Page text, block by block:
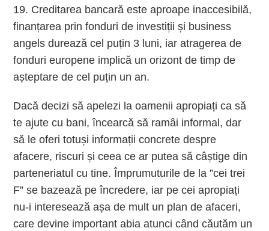
19. Creditarea bancară este aproape inaccesibilă,
finanțarea prin fonduri de investiții și business
angels durează cel puțin 3 luni, iar atragerea de
fonduri europene implică un orizont de timp de
așteptare de cel puțin un an.
Dacă decizi să apelezi la oamenii apropiați ca să
te ajute cu bani, încearcă să ramâi informal, dar
să le oferi totuși informații concrete despre
afacere, riscuri și ceea ce ar putea să câștige din
parteneriatul cu tine. Împrumuturile de la ”cei trei
F” se bazează pe încredere, iar pe cei apropiați
nu-i interesează așa de mult un plan de afaceri,
care devine important abia atunci când căutăm un